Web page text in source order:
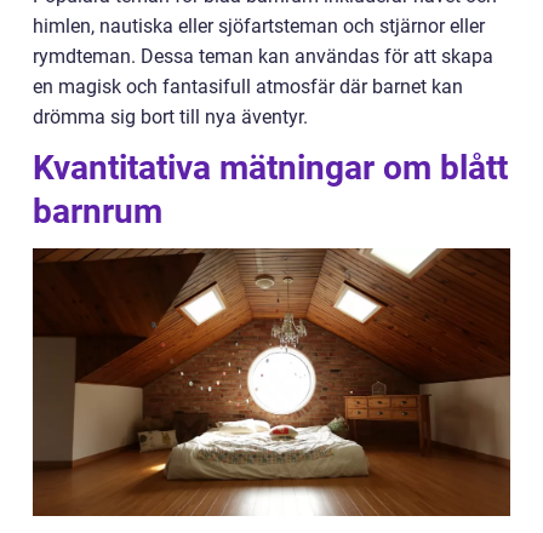
himlen, nautiska eller sjöfartsteman och stjärnor eller
rymdteman. Dessa teman kan användas för att skapa
en magisk och fantasifull atmosfär där barnet kan
drömma sig bort till nya äventyr.
Kvantitativa mätningar om blått
barnrum